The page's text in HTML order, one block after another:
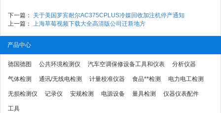
下一篇：
关于美国罗宾耐尔AC375CPLUS冷媒回收加注机停产通知
上一篇： 上海草莓视频下载大全高清版公司迁新地方
产品中心
德国德图 公共环境检测仪 汽车空调保修设备工具和仪表 分析仪器
气体检测 通讯/无线电检测 计量校准仪器 食品**检测 电力电工检测
无损检测仪 记录仪 安规检测 电源设备 量具检测 仪器仪表配件
工具